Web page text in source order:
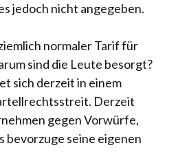
jedoch nicht angegeben.
normaler Tarif für
sind die Leute besorgt?
sich derzeit in einem
Derzeit
gegen Vorwürfe,
bevorzuge seine eigenen